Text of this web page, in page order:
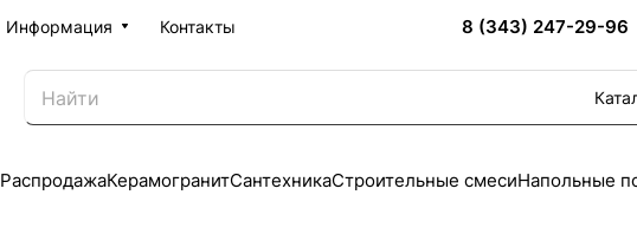
Информация Контакты 8 (343) 247-29-96
РаспродажаКерамогранитСантехникаСтроительные смесиНапольные